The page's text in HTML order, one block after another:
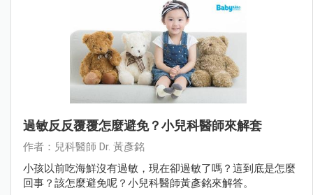
過敏反反覆覆怎麼避免？小兒科醫師來解套
作者：兒科醫師 Dr. 黃彥銘
小孩以前吃海鮮沒有過敏，現在卻過敏了嗎？這到底是怎麼
回事？該怎麼避免呢？小兒科醫師黃彥銘來解答。